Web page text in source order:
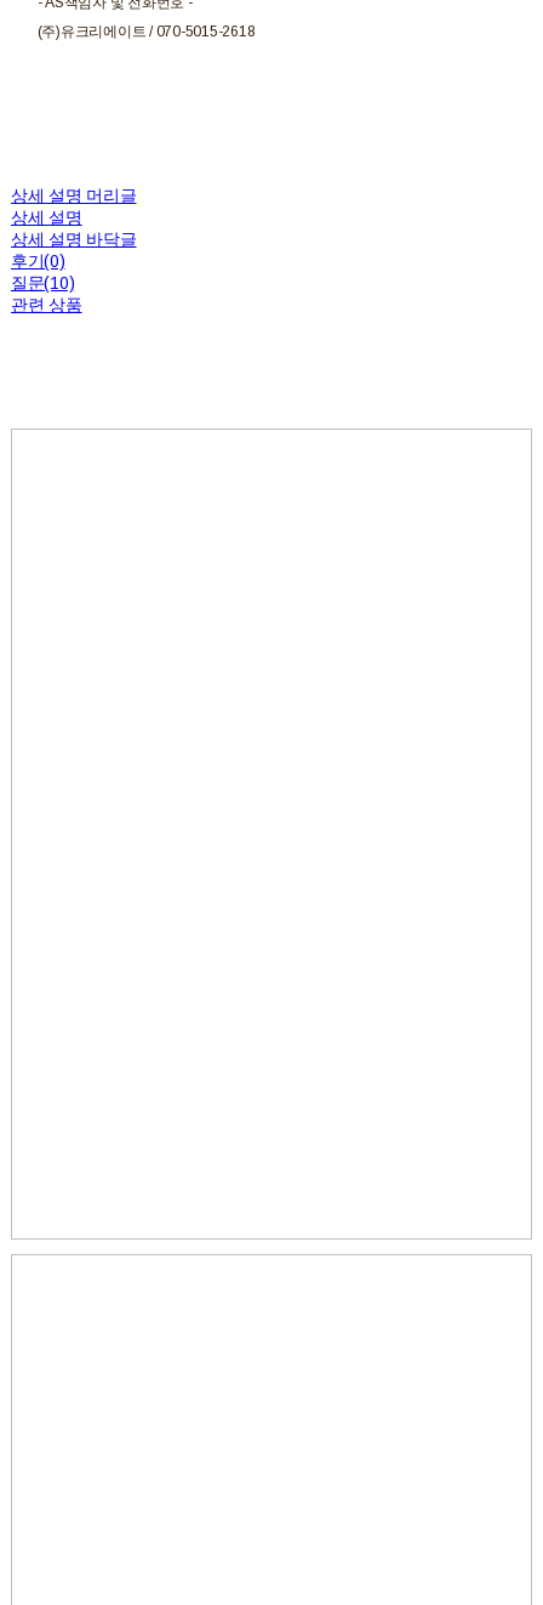
(주)유크리에이트 / 070-5015-2618
상세 설명 머리글
상세 설명
상세 설명 바닥글
후기(0)
질문(10)
관련 상품